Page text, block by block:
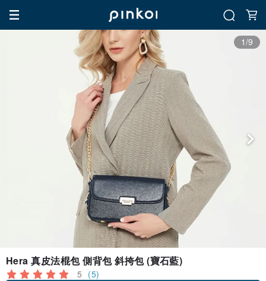
1/9
Hera 真皮法棍包 側背包 斜挎包 (寶石藍)
5 (5)